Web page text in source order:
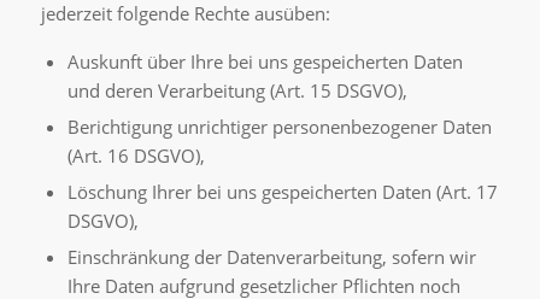
jederzeit folgende Rechte ausüben:
Auskunft über Ihre bei uns gespeicherten Daten
und deren Verarbeitung (Art. 15 DSGVO),
Berichtigung unrichtiger personenbezogener Daten
(Art. 16 DSGVO),
Löschung Ihrer bei uns gespeicherten Daten (Art. 17
DSGVO),
Einschränkung der Datenverarbeitung, sofern wir
Ihre Daten aufgrund gesetzlicher Pflichten noch